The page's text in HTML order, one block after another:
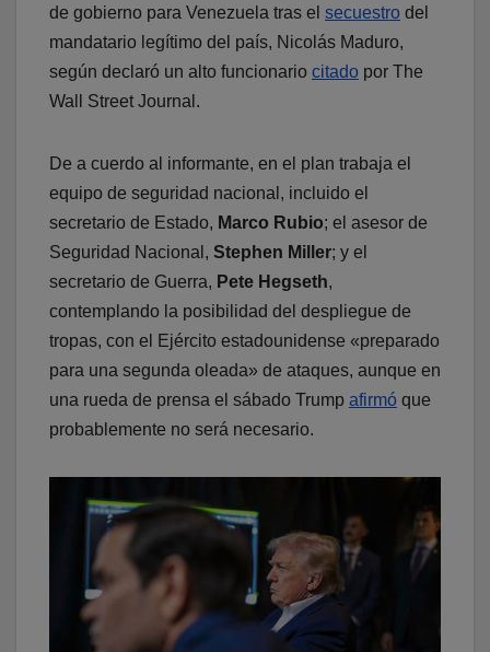
de gobierno para Venezuela tras el secuestro del
mandatario legítimo del país, Nicolás Maduro,
según declaró un alto funcionario citado por The
Wall Street Journal.
De a cuerdo al informante, en el plan trabaja el
equipo de seguridad nacional, incluido el
secretario de Estado, Marco Rubio; el asesor de
Seguridad Nacional, Stephen Miller; y el
secretario de Guerra, Pete Hegseth,
contemplando la posibilidad del despliegue de
tropas, con el Ejército estadounidense «preparado
para una segunda oleada» de ataques, aunque en
una rueda de prensa el sábado Trump afirmó que
probablemente no será necesario.